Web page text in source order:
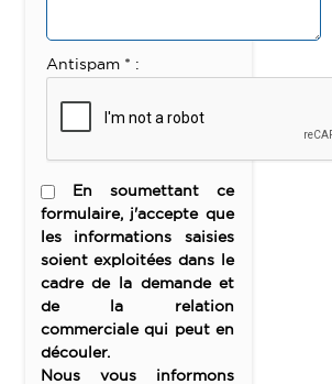
Antispam * :
En soumettant ce
formulaire, j'accepte que
les informations saisies
soient exploitées dans le
cadre de la demande et
de la relation
commerciale qui peut en
découler.
Nous vous informons